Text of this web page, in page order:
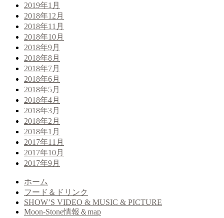
2019年1月
2018年12月
2018年11月
2018年10月
2018年9月
2018年8月
2018年7月
2018年6月
2018年5月
2018年4月
2018年3月
2018年2月
2018年1月
2017年11月
2017年10月
2017年9月
ホーム
フード＆ドリンク
SHOW’S VIDEO & MUSIC & PICTURE
Moon-Stone情報＆map